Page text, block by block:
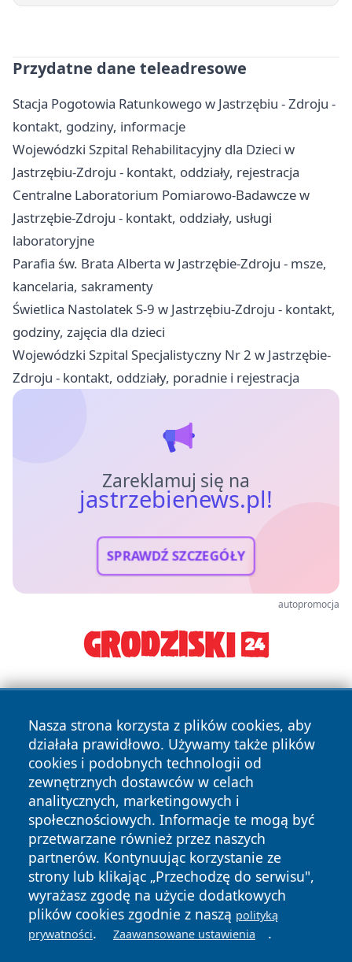
Przydatne dane teleadresowe
Stacja Pogotowia Ratunkowego w Jastrzębiu - Zdroju -
kontakt, godziny, informacje
Wojewódzki Szpital Rehabilitacyjny dla Dzieci w
Jastrzębiu-Zdroju - kontakt, oddziały, rejestracja
Centralne Laboratorium Pomiarowo-Badawcze w
Jastrzębie-Zdroju - kontakt, oddziały, usługi
laboratoryjne
Parafia św. Brata Alberta w Jastrzębie-Zdroju - msze,
kancelaria, sakramenty
Świetlica Nastolatek S-9 w Jastrzębiu-Zdroju - kontakt,
godziny, zajęcia dla dzieci
Wojewódzki Szpital Specjalistyczny Nr 2 w Jastrzębie-
Zdroju - kontakt, oddziały, poradnie i rejestracja
Zareklamuj się na
jastrzebienews.pl!
SPRAWDŹ SZCZEGÓŁY
autopromocja
Nasza strona korzysta z plików cookies, aby
działała prawidłowo. Używamy także plików
cookies i podobnych technologii od
zewnętrznych dostawców w celach
analitycznych, marketingowych i
społecznościowych. Informacje te mogą być
przetwarzane również przez naszych
partnerów. Kontynuując korzystanie ze
strony lub klikając „Przechodzę do serwisu",
wyrażasz zgodę na użycie dodatkowych
plików cookies zgodnie z naszą polityką
prywatności. Zaawansowane ustawienia .
Copyright © 2026 jastrzebienews.pl Wszystkie prawa
zastrzeżone.
News Autorzy
Polityka
Prywatności
Polityka
Cookies